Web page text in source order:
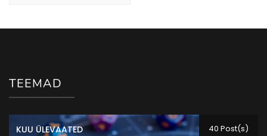
TEEMAD
KUU ÜLEVAATED 40 Post(s)